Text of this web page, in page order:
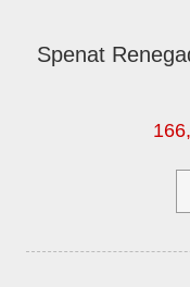
Spenat